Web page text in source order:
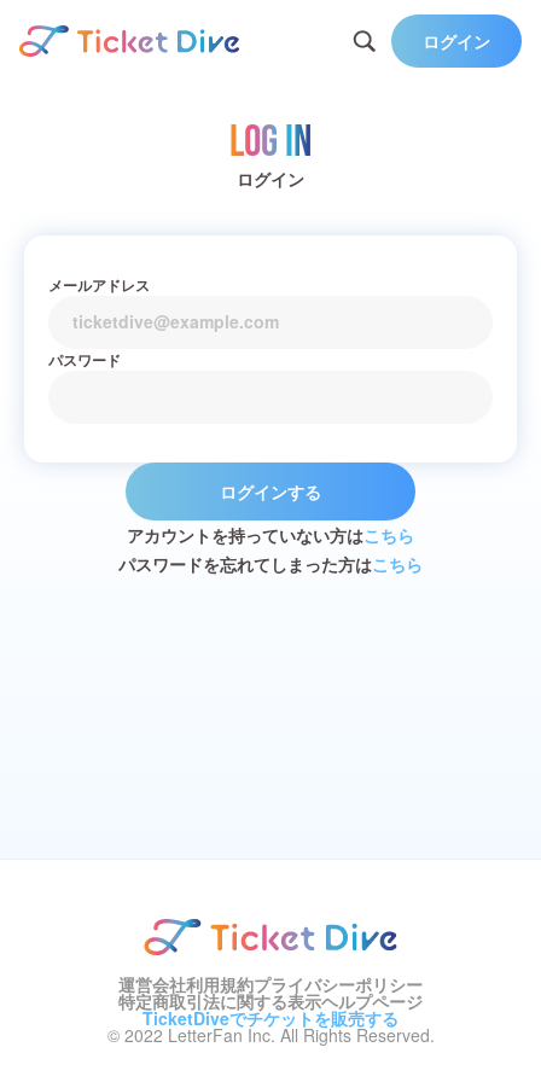
ログイン
Log in
ログイン
メールアドレス
パスワード
ログインする
アカウントを持っていない方はこちら
パスワードを忘れてしまった方はこちら
運営会社利用規約プライバシーポリシー
特定商取引法に関する表示ヘルプページ
TicketDiveでチケットを販売する
© 2022 LetterFan Inc. All Rights Reserved.